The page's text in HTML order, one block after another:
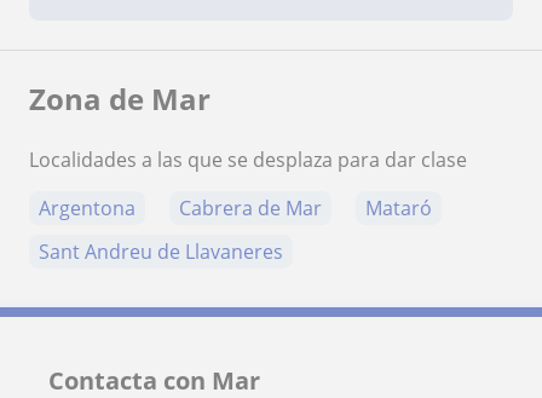
Zona de Mar
Localidades a las que se desplaza para dar clase
Argentona
Cabrera de Mar
Mataró
Sant Andreu de Llavaneres
Contacta con Mar